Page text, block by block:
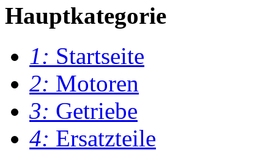
Hauptkategorie
1: Startseite
2: Motoren
3: Getriebe
4: Ersatzteile